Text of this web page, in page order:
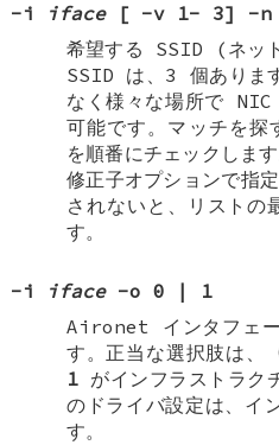
-i iface[ -v 1- 3] -n
希望する SSID (ネッ
SSID は、3 個ありま
なく様々な場所で
可能です。マッチを
を順番にチェックしま
修正子オプションで指
されないと、リスト
す。
-i iface -o 0 | 1
Aironet インタフェー
す。正当な選択肢は、
1がインフラストラク
のドライバ設定は、イ
す。